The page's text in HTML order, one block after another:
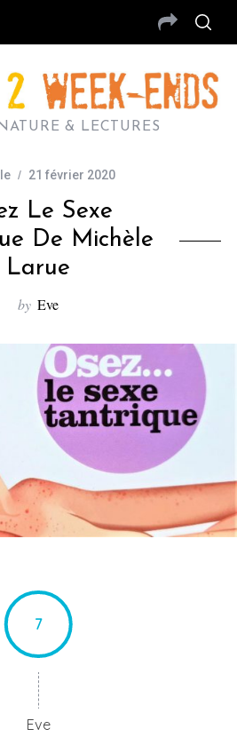
& LECTURES
21 février 2020
Le Sexe
De Michèle
Larue
by Eve
7
Eve